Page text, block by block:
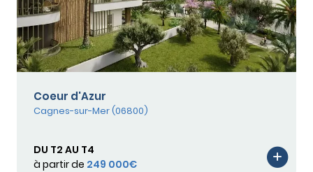
Coeur d'Azur
Cagnes-sur-Mer (06800)
DU T2 AU T4
à partir de 249 000€